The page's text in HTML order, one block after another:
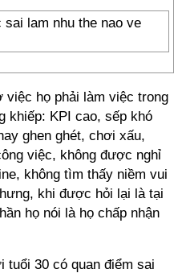
việc họ phải làm việc trong
khiếp: KPI cao, sếp khó
ghen ghét, chơi xấu,
việc, không được nghỉ
không tìm thấy niềm vui
khi được hỏi lại là tại
họ nói là họ chấp nhận
30 có quan điểm sai